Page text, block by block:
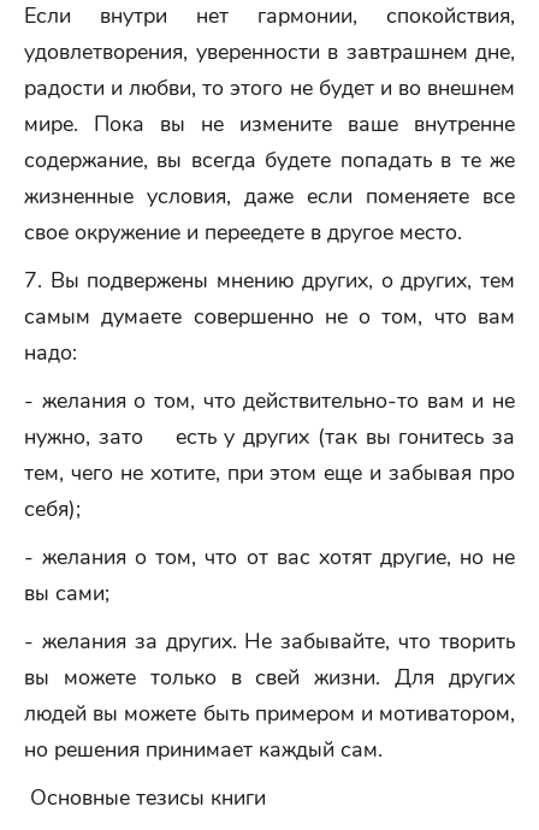
Если внутри нет гармонии, спокойствия,
удовлетворения, уверенности в завтрашнем дне,
радости и любви, то этого не будет и во внешнем
мире. Пока вы не измените ваше внутренне
содержание, вы всегда будете попадать в те же
жизненные условия, даже если поменяете все
свое окружение и переедете в другое место.
7. Вы подвержены мнению других, о других, тем
самым думаете совершенно не о том, что вам
надо:
- желания о том, что действительно-то вам и не
нужно, зато есть у других (так вы гонитесь за
тем, чего не хотите, при этом еще и забывая про
себя);
- желания о том, что от вас хотят другие, но не
вы сами;
- желания за других. Не забывайте, что творить
вы можете только в свей жизни. Для других
людей вы можете быть примером и мотиватором,
но решения принимает каждый сам.
Основные тезисы книги